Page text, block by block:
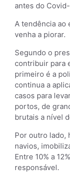
antes do
A tendência ao
venha a piorar.
Segundo o
contribuir para
primeiro é a
continua a
casos para
portos, de
brutais a nível
Por outro lado,
navios,
Entre 10% a
responsável.